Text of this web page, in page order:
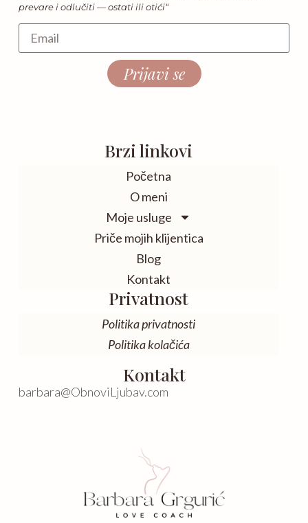
prevare i odlučiti — ostati ili otići“
Prijavi se
Brzi linkovi
Početna
O meni
Moje usluge
Priče mojih klijentica
Blog
Kontakt
Privatnost
Politika privatnosti
Politika kolačića
Kontakt
barbara@ObnoviLjubav.com